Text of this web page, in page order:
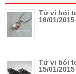
Tử vi bói
16/01/2015
Tử vi bói
15/01/2015